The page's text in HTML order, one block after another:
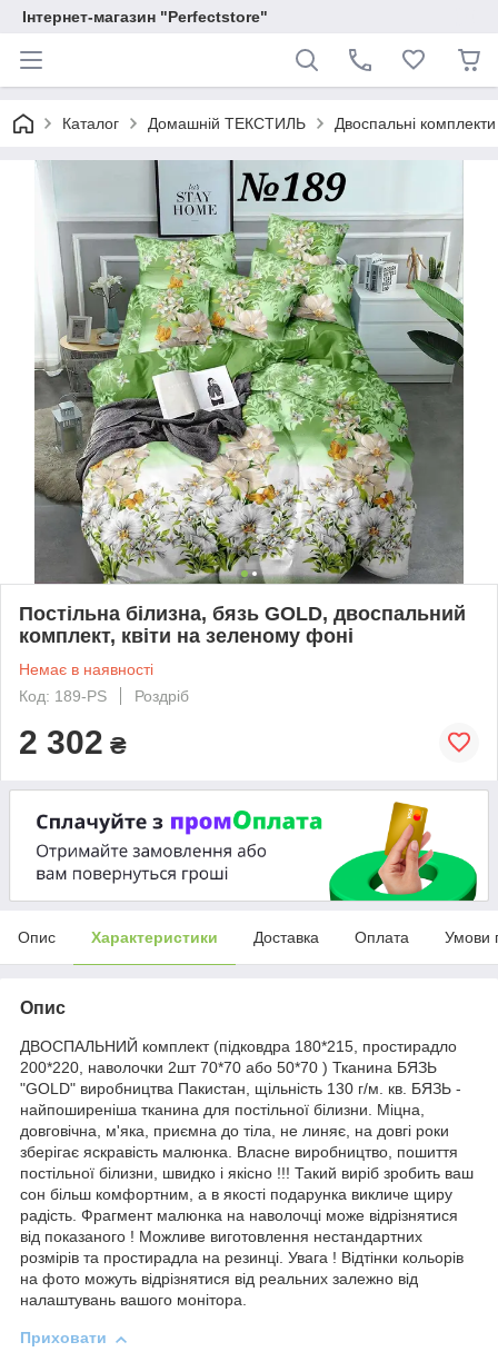
Інтернет-магазин "Perfectstore"
Каталог Домашній ТЕКСТИЛЬ Двоспальні комплекти
Постільна білизна, бязь GOLD, двоспальний
комплект, квіти на зеленому фоні
Немає в наявності
Код: 189-PS
Роздріб
2 302 ₴
Опис Характеристики Доставка Оплата Умови
Опис
ДВОСПАЛЬНИЙ комплект (підковдра 180*215, простирадло
200*220, наволочки 2шт 70*70 або 50*70 ) Тканина БЯЗЬ
"GOLD" виробництва Пакистан, щільність 130 г/м. кв. БЯЗЬ -
найпоширеніша тканина для постільної білизни. Міцна,
довговічна, м'яка, приємна до тіла, не линяє, на довгі роки
зберігає яскравість малюнка. Власне виробництво, пошиття
постільної білизни, швидко і якісно !!! Такий виріб зробить ваш
сон більш комфортним, а в якості подарунка викличе щиру
радість. Фрагмент малюнка на наволочці може відрізнятися
від показаного ! Можливе виготовлення нестандартних
розмірів та простирадла на резинці. Увага ! Відтінки кольорів
на фото можуть відрізнятися від реальних залежно від
налаштувань вашого монітора.
Приховати